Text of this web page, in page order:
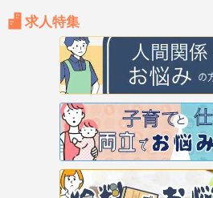
求人特集